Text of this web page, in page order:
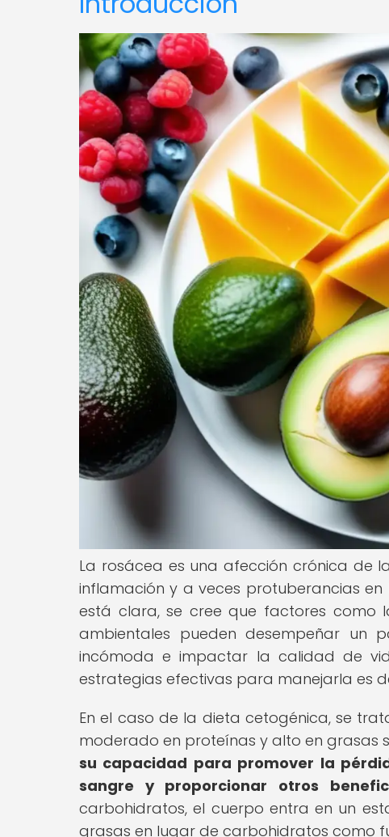
La rosácea es una afección crónica de
inflamación y a veces protuberancias
está clara, se cree que factores como
ambientales pueden desempeñar un
incómoda e impactar la calidad de
estrategias efectivas para manejarla es
En el caso de la dieta cetogénica, se
moderado en proteínas y alto en grasas
su capacidad para promover la
sangre y proporcionar otros
carbohidratos, el cuerpo entra en un
grasas en lugar de carbohidratos como